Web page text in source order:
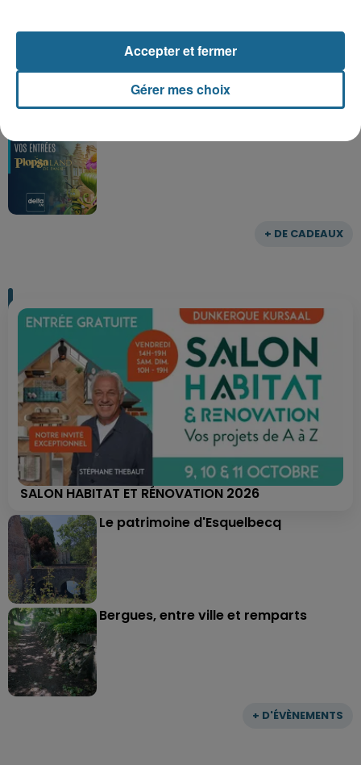
+ DE CADEAUX
Bagatelle
+ D'ÉVÈNEMENTS
SALON HABITAT ET RÉNOVATION 2026
Le patrimoine d'Esquelbecq
Bergues, entre ville et remparts
Gérer mes choix
Accepter et fermer